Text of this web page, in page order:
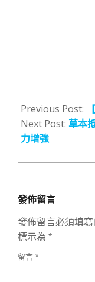
10-
12
Previous Post:
Next Post: 草本
力增強
發佈留言
發佈留言必須填
標示為 *
留言 *